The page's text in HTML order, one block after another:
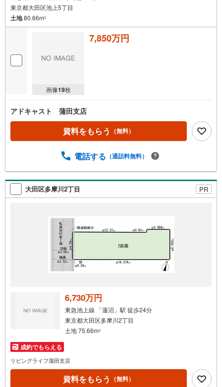
東京都大田区池上5丁目
土地80.66m2
画像19枚
7,850万円
アドキャスト 蒲田支店
資料をもらう （無料）
電話する （通話料無料）
大田区多摩川2丁目 PR
6,730万円
東急池上線 「蓮沼」駅 徒歩24分
東京都大田区多摩川2丁目
土地 75.66m2
成約でもらえる
リビングライフ蒲田支店
資料をもらう （無料）